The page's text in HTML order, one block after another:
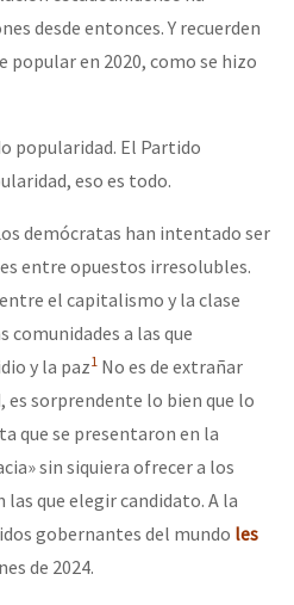
desde entonces. Y recuerden
popular en 2020, como se hizo
popularidad. El Partido
eso es todo.
demócratas han intentado ser
entre opuestos irresolubles.
el capitalismo y la clase
a las que
y la paz1 No es de extrañar
es sorprendente lo bien que lo
que se presentaron en la
sin siquiera ofrecer a los
que elegir candidato. A la
gobernantes del mundo les
de 2024.